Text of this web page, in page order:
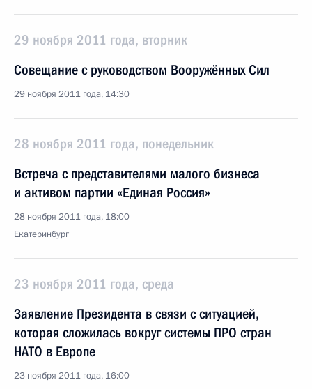
29 ноября 2011 года, вторник
Совещание с руководством Вооружённых Сил
29 ноября 2011 года, 14:30
28 ноября 2011 года, понедельник
Встреча с представителями малого бизнеса
и активом партии «Единая Россия»
28 ноября 2011 года, 18:00
Екатеринбург
23 ноября 2011 года, среда
Заявление Президента в связи с ситуацией,
которая сложилась вокруг системы ПРО стран
НАТО в Европе
23 ноября 2011 года, 16:00